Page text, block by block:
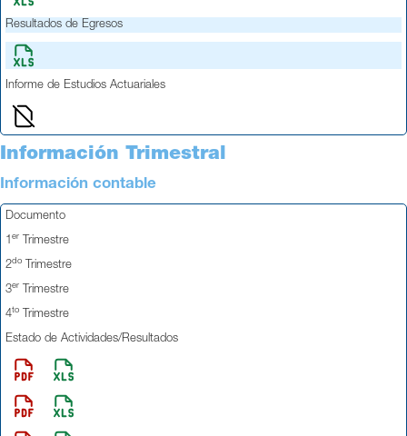
Resultados de Egresos
Informe de Estudios Actuariales
Información Trimestral
Información contable
Documento
1 er Trimestre
2do Trimestre
3er Trimestre
4to Trimestre
Estado de Actividades/Resultados